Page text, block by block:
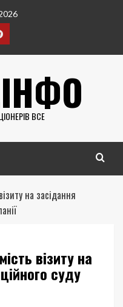
ВСЕ
на засідання
візиту на
суду